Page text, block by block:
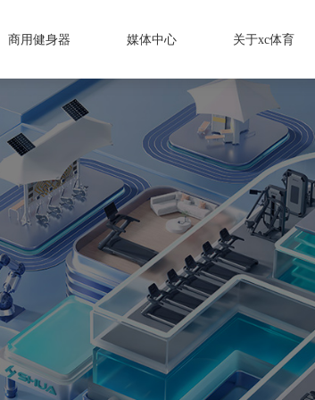
商用健身器 媒体中心 关于xc体育